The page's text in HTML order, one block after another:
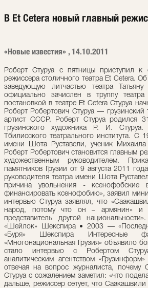
В Et Cetera новый главный
«Новые известия» , 14.10.2011
Роберт Стуруа с пятницы приступил к
режиссера столичного театра Et Cetera.
заведующую литчастью театра
официально зачислен в труппу
постановкой в театре Et Cetera Стуруа
Роберт Робертович Стуруа —
артист СССР. Роберт Стуруа родился
грузинского художника Р. И. Стуруа.
Тбилисского театрального института. С
имени Шота Руставели, ученик
Роберт Робертович становится главным
художественным руководителем.
памятников Грузии от 9 августа 2011
руководителя театра имени Шота
причина увольнения -
финансировать ксенофобию», заявил
интервью Стуруа заявлял, что
народ, потому что он – армянин» и
представитель другой
«Шейлок» Шекспира • 2003 —
«Буря» Шекспира Интересные
«Многонациональная Грузия» объявило
стало интервью с Робертом
аналитическим агентством
отвечая на вопрос журналиста,
Стуруа с сожалением заметил: «что
дальше, режиссер сетует, что